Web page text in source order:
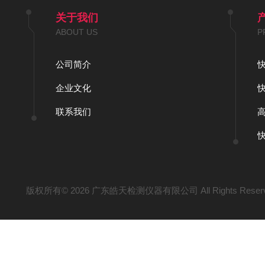
关于我们
ABOUT US
公司简介
企业文化
联系我们
版权所有© 2026 广东皓天检测仪器有限公司 All Rights